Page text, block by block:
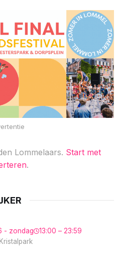
Lommelaars. Start met
.
- zondag
13:00 – 23:59